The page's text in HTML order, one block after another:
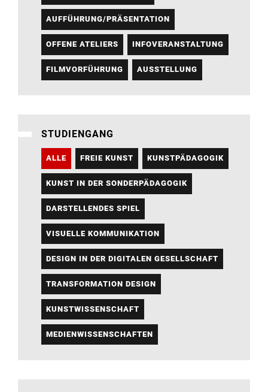
AUFFÜHRUNG/PRÄSENTATION
OFFENE ATELIERS INFOVERANSTALTUNG
FILMVORFÜHRUNG AUSSTELLUNG
STUDIENGANG
ALLE FREIE KUNST KUNSTPÄDAGOGIK
KUNST IN DER SONDERPÄDAGOGIK
DARSTELLENDES SPIEL
VISUELLE KOMMUNIKATION
DESIGN IN DER DIGITALEN GESELLSCHAFT
TRANSFORMATION DESIGN
KUNSTWISSENSCHAFT
MEDIENWISSENSCHAFTEN